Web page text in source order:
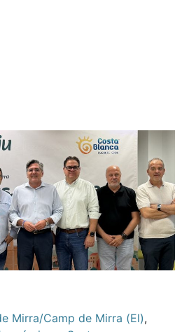
Mirra/Camp de Mirra (El),